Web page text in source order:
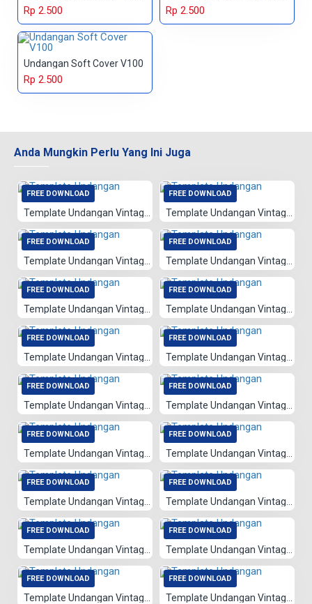
Rp 2.500 Rp 2.500
Undangan Soft Cover V100
Rp 2.500
Anda Mungkin Perlu Yang Ini Juga
FREE DOWNLOAD
Template Undangan Vintage 001
FREE DOWNLOAD
Template Undangan Vintage 021
FREE DOWNLOAD
Template Undangan Vintage 020
FREE DOWNLOAD
Template Undangan Vintage 077
FREE DOWNLOAD
Template Undangan Vintage 023
FREE DOWNLOAD
Template Undangan Vintage 024
FREE DOWNLOAD
Template Undangan Vintage 025
FREE DOWNLOAD
Template Undangan Vintage 076
FREE DOWNLOAD
Template Undangan Vintage 085
FREE DOWNLOAD
Template Undangan Vintage 086
FREE DOWNLOAD
Template Undangan Vintage 022
FREE DOWNLOAD
Template Undangan Vintage 083
FREE DOWNLOAD
Template Undangan Vintage 084
FREE DOWNLOAD
Template Undangan Vintage 082
FREE DOWNLOAD
Template Undangan Vintage 012
FREE DOWNLOAD
Template Undangan Vintage 081
FREE DOWNLOAD
Template Undangan Vintage 008
FREE DOWNLOAD
Template Undangan Vintage 009